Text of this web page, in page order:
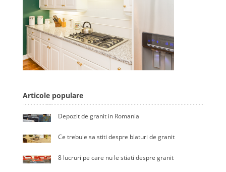
Articole populare
Depozit de granit in Romania
Ce trebuie sa stiti despre blaturi de granit
8 lucruri pe care nu le stiati despre granit